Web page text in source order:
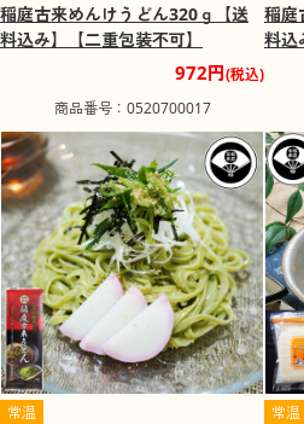
稲庭古来めんけうどん320ｇ【送
料込み】【二重包装不可】
972円(税込)
商品番号：0520700017
稲庭
料込
常温 常温